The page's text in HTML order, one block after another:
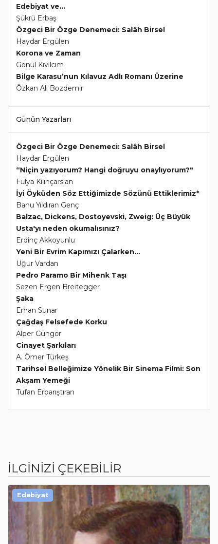
Edebiyat ve...
Şükrü Erbaş
Özgeci Bir Özge Denemeci: Salâh Birsel
Haydar Ergülen
Korona ve Zaman
Gönül Kıvılcım
Bilge Karasu’nun Kılavuz Adlı Romanı Üzerine
Özkan Ali Bozdemir
Günün Yazarları
Özgeci Bir Özge Denemeci: Salâh Birsel
Haydar Ergülen
“Niçin yazıyorum? Hangi doğruyu onaylıyorum?"
Fulya Kılınçarslan
İyi Öyküden Söz Ettiğimizde Sözünü Ettiklerimiz*
Banu Yıldıran Genç
Balzac, Dickens, Dostoyevski, Zweig: Üç Büyük
Usta'yı neden okumalısınız?
Erdinç Akkoyunlu
Yeni Bir Evrim Kapımızı Çalarken...
Uğur Vardan
Pedro Paramo Bir Mihenk Taşı
Sezen Ergen Breitegger
Şaka
Erhan Sunar
Çağdaş Felsefede Korku
Alper Güngör
Cinayet Şarkıları
A. Ömer Türkeş
Tarihsel Belleğimize Yönelik Bir Sinema Filmi: Son
Akşam Yemeği
Tufan Erbarıştıran
İLGİNİZİ ÇEKEBİLİR
Edebiyat